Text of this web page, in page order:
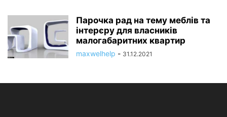
Парочка рад на тему меблів та
інтерєру для власників
малогабаритних квартир
maxwelhelp - 31.12.2021